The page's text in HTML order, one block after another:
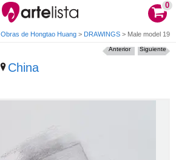
0
Obras de Hongtao Huang > DRAWINGS > Male model 19
China
Siguiente
Anterior